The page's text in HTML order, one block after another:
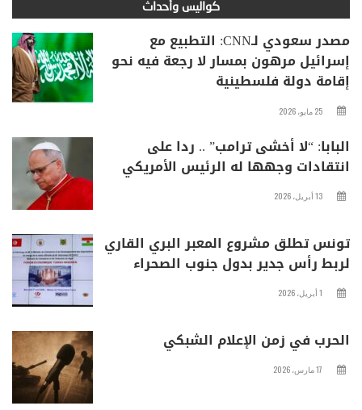
كواليس وأحداث
مصدر سعودي لـCNN: التطبيع مع
إسرائيل مرهون بمسار لا رجعة فيه نحو
إقامة دولة فلسطينية
25 مايو، 2026
البابا: “لا أخشى ترامب” .. ردا على
انتقادات وجهها له الرئيس الأمريكي
13 أبريل، 2026
تونس تطلق مشروع المعبر البري القاري
لربط رأس جدير بدول جنوب الصحراء
1 أبريل، 2026
الحرب في زمن الإعلام الشبكي
17 مارس، 2026